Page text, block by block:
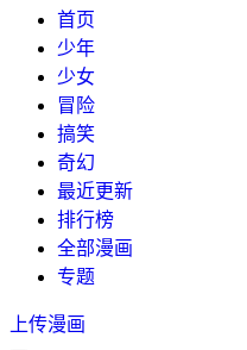
首页
少年
少女
冒险
搞笑
奇幻
最近更新
排行榜
全部漫画
专题
上传漫画